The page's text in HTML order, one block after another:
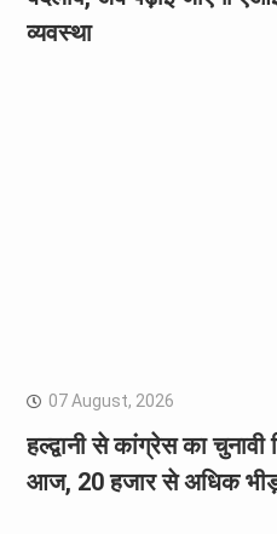
व्यवस्था
07 August, 2026
हल्द्वानी से कांग्रेस का
आज, 20 हजार से अधिक भीड़